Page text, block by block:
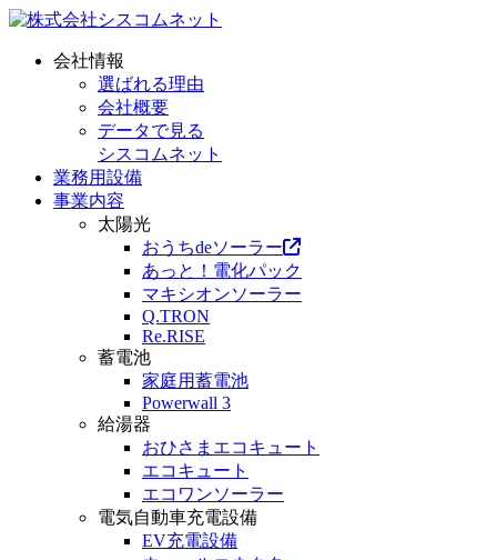
会社情報
選ばれる理由
会社概要
データで見る
シスコムネット
業務用設備
事業内容
太陽光
おうちdeソーラー
あっと！電化パック
マキシオンソーラー
Q.TRON
Re.RISE
蓄電池
家庭用蓄電池
Powerwall 3
給湯器
おひさまエコキュート
エコキュート
エコワンソーラー
電気自動車充電設備
EV充電設備